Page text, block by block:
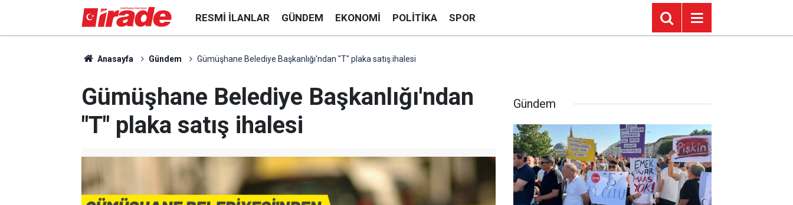
RESMI İLANLAR GÜNDEM EKONOMI POLITIKA SPOR
Anasayfa Gündem Gümüşhane Belediye Başkanlığı'ndan "T" plaka satış ihalesi
Gümüşhane Belediye Başkanlığı'ndan
"T" plaka satış ihalesi
Gündem